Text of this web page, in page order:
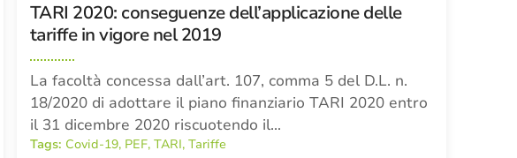
TARI 2020: conseguenze dell’applicazione delle
tariffe in vigore nel 2019
La facoltà concessa dall’art. 107, comma 5 del D.L. n.
18/2020 di adottare il piano finanziario TARI 2020 entro
il 31 dicembre 2020 riscuotendo il…
Tags: Covid-19, PEF, TARI, Tariffe